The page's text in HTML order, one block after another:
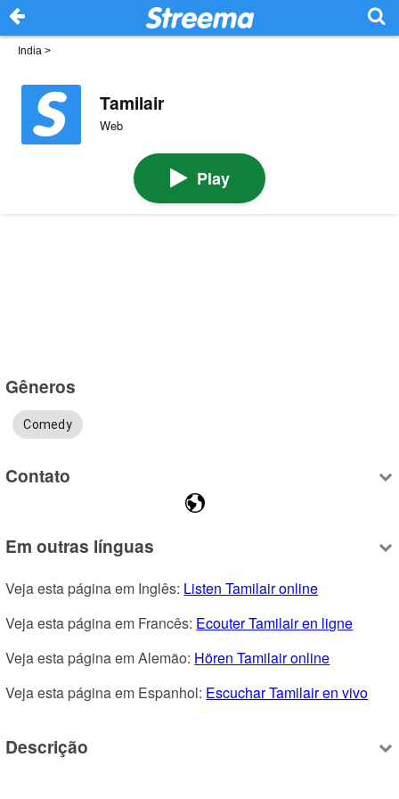
India >
Tamilair
Web
Play
Gêneros
Comedy
Contato
Em outras línguas
Veja esta página em Inglês: Listen Tamilair online
Veja esta página em Francês: Ecouter Tamilair en ligne
Veja esta página em Alemão: Hören Tamilair online
Veja esta página em Espanhol: Escuchar Tamilair en vivo
Descrição